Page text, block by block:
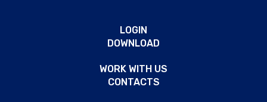
LOGIN
DOWNLOAD
WORK WITH US
CONTACTS